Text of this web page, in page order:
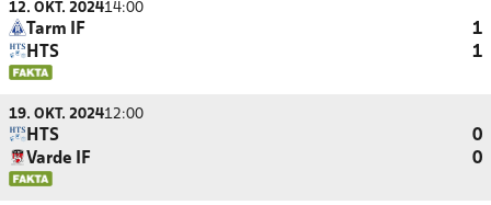
12. OKT. 202414:00
Tarm IF
1
HTS
1
19. OKT. 202412:00
HTS
0
Varde IF
0